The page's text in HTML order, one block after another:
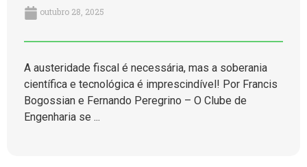
outubro 28, 2025
A austeridade fiscal é necessária, mas a soberania
científica e tecnológica é imprescindível! Por Francis
Bogossian e Fernando Peregrino – O Clube de
Engenharia se ...